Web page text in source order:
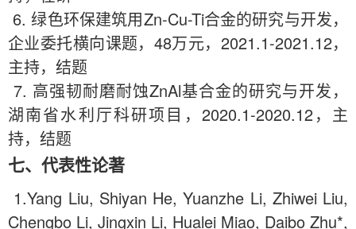
6. 绿色环保建筑用Zn-Cu-Ti合金的研究与开发，
企业委托横向课题， 48万元，2021.1-2021.12，
主持，结题
7. 高强韧耐磨耐蚀ZnAl基合金的研究与开发，
湖南省水利厅科研项目，2020.1-2020.12，主
持，结题
七、代表性论著
1.Yang Liu, Shiyan He, Yuanzhe Li, Zhiwei Liu,
Chengbo Li, Jingxin Li, Hualei Miao, Daibo Zhu*,